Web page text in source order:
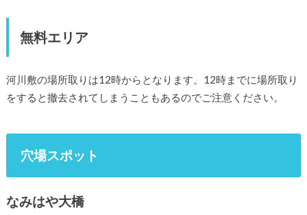
無料エリア
河川敷の場所取りは12時からとなります。12時までに場所取り
をすると撤去されてしまうこともあるのでご注意ください。
穴場スポット
なみはや大橋